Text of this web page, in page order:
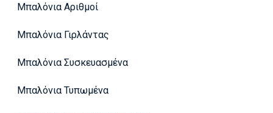
Μπαλόνια Αριθμοί
Μπαλόνια Γιρλάντας
Μπαλόνια Συσκευασμένα
Μπαλόνια Τυπωμένα